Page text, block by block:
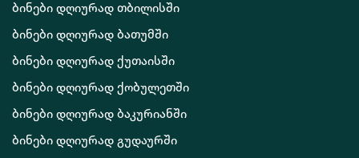
ბინები დღიურად თბილისში
ბინები დღიურად ბათუმში
ბინები დღიურად ქუთაისში
ბინები დღიურად ქობულეთში
ბინები დღიურად ბაკურიანში
ბინები დღიურად გუდაურში